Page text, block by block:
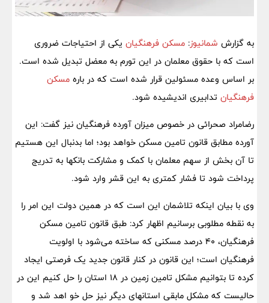
به گزارش شمانیوز: مسکن فرهنگیان یکی از احتیاجات ضروری
است که با حقوق معلمان در این تورم به معضل تبدیل شده است.
بر اساس وعده مسئولین قرار شده است که در باره مسکن
فرهنگیان تدابیری اندیشیده شود.
رضامراد صحرائی در خصوص میزان آورده فرهنگیان نیز گفت: این
آورده مطابق قانون تامین مسکن خواهد بود؛ اما بدنبال این هستیم
تا آن بخش از سهم معلمان با کمک و مشارکت بانکها به تدریج
پرداخت شود تا فشار کمتری به این قشر وارد شود.
وی با بیان اینکه تلاشمان این است که در همین دولت این امر را
به نقطه مطلوبی برسانیم اظهار کرد: طبق قانون تامین مسکن
فرهنگیان، ۴۰ درصد مسکنی که ساخته می‌شود با اولویت
فرهنگیان است؛ این قانون در کنار قانون جدید یک فرصتی ایجاد
کرده تا بتوانیم مشکل تامین زمین در ۱۸ استان را حل کنیم این در
حالیست که مشکل مابقی استانهای دیگر نیز حل خو اهد شد و